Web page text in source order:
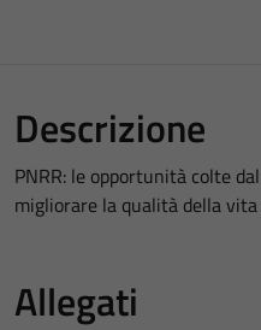
Descrizione
PNRR: le opportunità colte
migliorare la qualità della
Allegati